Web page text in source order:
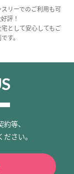
リーでのご利用も可
評！
として安心してもご
す。
等、
さい。